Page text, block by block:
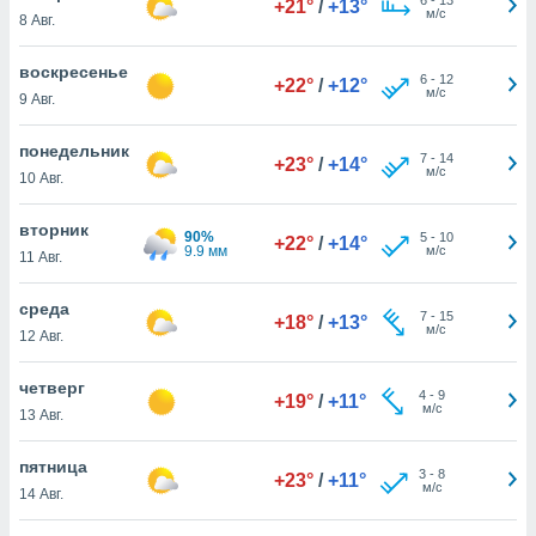
действия
рекламу
нашей
cookie
cookie
в
нашего
8 Авг.
+21° / +13°
м/с
воскресенье
9 Авг.
+22° / +12° 6- 12
м/с
понедельник
10 Авг.
+23° / +14° 7- 14
м/с
вторник
11 Авг.
90%
9.9 мм
+22° / +14° 5- 10
м/с
среда
12 Авг.
+18° / +13° 7- 15
м/с
четверг
13 Авг.
+19° / +11° 4 -9
м/с
пятница
14 Авг.
+23° / +11° 3 -8
м/с